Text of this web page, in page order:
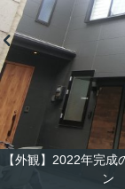
【外観】2022年完
ン